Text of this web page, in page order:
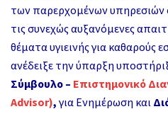
των παρερχομένων υπηρεσιών
τις συνεχώς αυξανόμενες
θέματα υγιεινής για καθαρούς
ανέδειξε την ύπαρξη
Σύμβουλο – Επιστημονικό
Advisor),για Ενημέρωση και